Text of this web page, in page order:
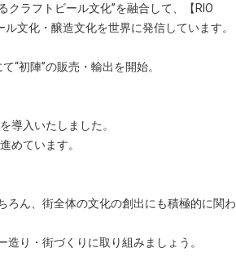
クラフトビール文化”を融合して、【RIO
文化・醸造文化を世界に発信しています。
“初陣”の販売・輸出を開始。
導入いたしました。
めています。
ろん、街全体の文化の創出にも積極的に関わ
り・街づくりに取り組みましょう。